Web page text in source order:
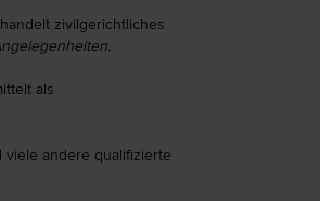
zivilgerichtliches
als
viele andere qualifizierte